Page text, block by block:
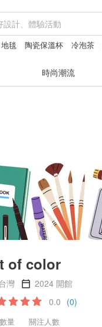
地毯 陶瓷保溫杯 冷泡茶
時尚潮流
of color
灣
2024 開館
0.0 (0)
量 關注人數